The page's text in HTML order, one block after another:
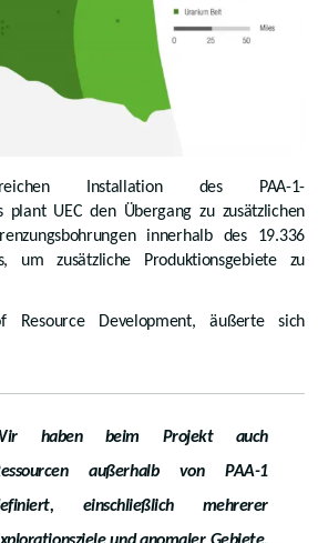
Installation des PAA-1-
plant UEC den Übergang zu zusätzlichen
innerhalb des 19.336
um zusätzliche Produktionsgebiete zu
Development, äußerte sich
haben beim Projekt auch
außerhalb von PAA-1
einschließlich mehrerer